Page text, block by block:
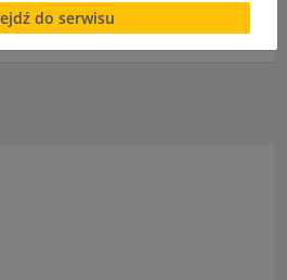
rozgrywki piłkarskie
może utrudnić lub
z Serwisu.
do serwisu